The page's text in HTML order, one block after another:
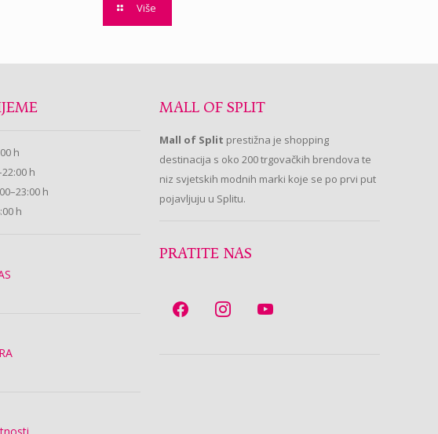
Više
h
h
h
h
MALL OF SPLIT
Mall of Split prestižna je shopping
destinacija s oko 200 trgovačkih brendova te
niz svjetskih modnih marki koje se po prvi put
pojavljuju u Splitu.
PRATITE NAS